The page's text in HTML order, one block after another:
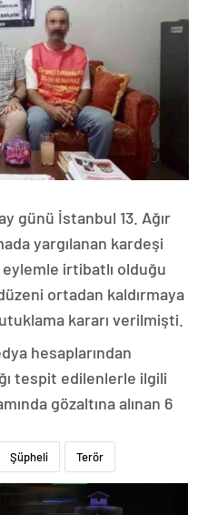
günü İstanbul 13. Ağır
yargılanan kardeşi
irtibatlı olduğu
ortadan kaldırmaya
kararı verilmişti.
hesaplarından
tespit edilenlerle ilgili
gözaltına alınan 6
Şüpheli Terör